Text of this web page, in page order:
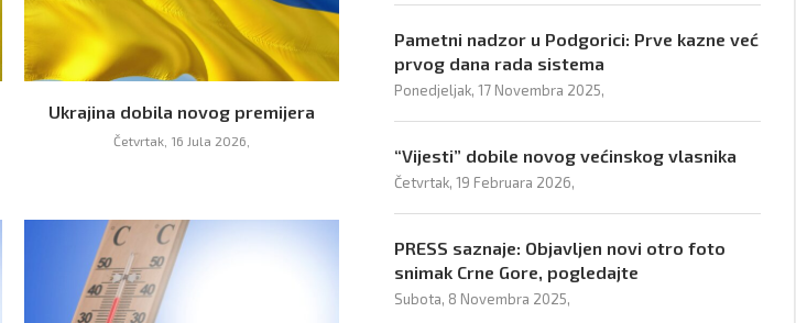
Ukrajina dobila novog premijera
Četvrtak, 16 Jula 2026,
Pametni nadzor u Podgorici: Prve kazne već
prvog dana rada sistema
Ponedjeljak, 17 Novembra 2025,
“Vijesti” dobile novog većinskog vlasnika
Četvrtak, 19 Februara 2026,
PRESS saznaje: Objavljen novi otro foto
snimak Crne Gore, pogledajte
Subota, 8 Novembra 2025,